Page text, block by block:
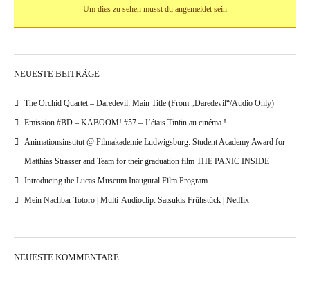
Um dies zu sehen musst du angemeldet sein
NEUESTE BEITRÄGE
The Orchid Quartet – Daredevil: Main Title (From „Daredevil“/Audio Only)
Emission #BD – KABOOM! #57 – J’étais Tintin au cinéma !
Animationsinstitut @ Filmakademie Ludwigsburg: Student Academy Award for
Matthias Strasser and Team for their graduation film THE PANIC INSIDE
Introducing the Lucas Museum Inaugural Film Program
Mein Nachbar Totoro | Multi-Audioclip: Satsukis Frühstück | Netflix
NEUESTE KOMMENTARE